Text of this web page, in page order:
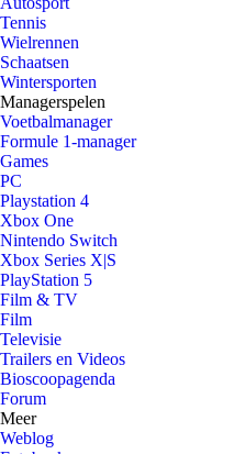
Tennis
Wielrennen
Schaatsen
Wintersporten
Managerspelen
Voetbalmanager
Formule 1-manager
Games
PC
Playstation 4
Xbox One
Nintendo Switch
Xbox Series X|S
PlayStation 5
Film & TV
Film
Televisie
Trailers en Videos
Bioscoopagenda
Forum
Meer
Weblog